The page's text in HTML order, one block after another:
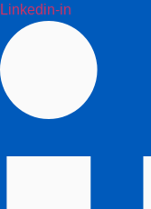
Linkedin-in